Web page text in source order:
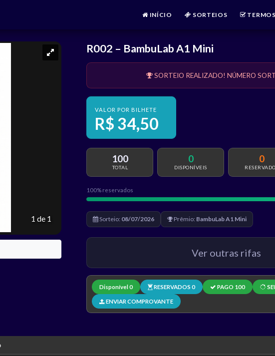
INÍCIO SORTEIOS
1 de 1
R002 – BambuLab A1 Mini
SORTEIO REALIZADO! NÚMERO
VALOR POR BILHETE
R$ 34,50
100
TOTAL
0
DISPONÍVEIS
0
100% reservados
Sorteio: 08/07/2026 Prêmio: BambuLab A1 Mini
Ver outras rifas
Disponível 0 RESERVADOS 0 PAGO 100
ENVIAR COMPROVANTE